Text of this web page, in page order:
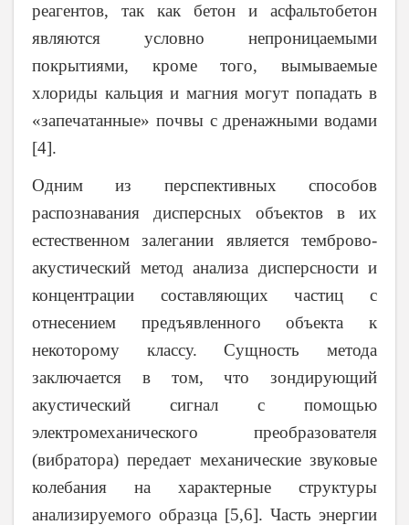
реагентов, так как бетон и асфальтобетон
являются условно непроницаемыми
покрытиями, кроме того, вымываемые
хлориды кальция и магния могут попадать в
«запечатанные» почвы с дренажными водами
[4].
Одним из перспективных способов
распознавания дисперсных объектов в их
естественном залегании является темброво-
акустический метод анализа дисперсности и
концентрации составляющих частиц с
отнесением предъявленного объекта к
некоторому классу. Сущность метода
заключается в том, что зондирующий
акустический сигнал с помощью
электромеханического преобразователя
(вибратора) передает механические звуковые
колебания на характерные структуры
анализируемого образца [5,6]. Часть энергии